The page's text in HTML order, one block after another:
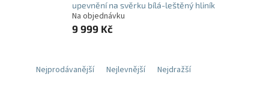
upevnění na svěrku bílá-leštěný hliník
Na objednávku
9 999 Kč
Nejprodávanější Nejlevnější Nejdražší